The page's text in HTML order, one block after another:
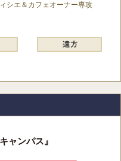
シエ＆カフェオーナー専攻
ャンパス』